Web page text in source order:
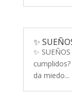
✨
✨
da miedo...